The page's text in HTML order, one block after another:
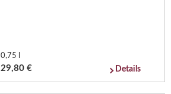
0,75 l
29,80 € Details